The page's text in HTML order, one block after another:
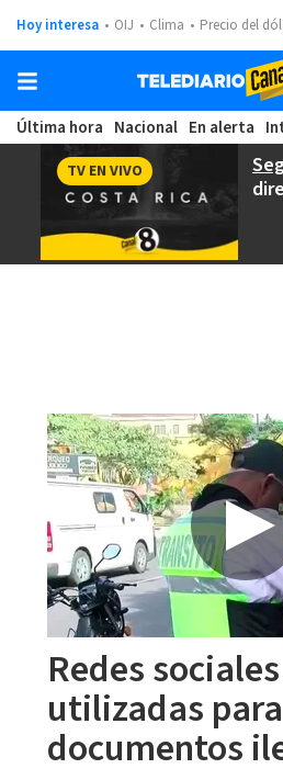
Hoy interesa OIJ Clima Precio del
Última hora Nacional En alerta
TV EN VIVO
Redes
utilizadas
documentos